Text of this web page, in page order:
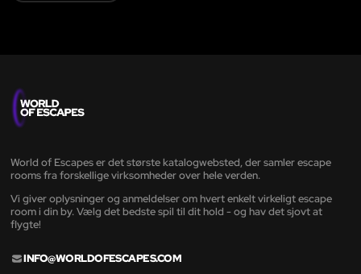
World of Escapes er det største katalogwebsted, der samler escape
rooms fra forskellige virksomheder over hele verden.
Vi giver oplysninger og anmeldelser om hvert enkelt virkeligt escape
room i din by. Vælg det bedste spil til dit hold - og hav det sjovt at
flygte!
INFO@WORLDOFESCAPES.COM